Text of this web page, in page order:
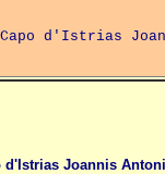
d'Istrias
d'Istrias Joannis